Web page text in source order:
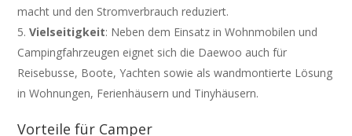
macht und den Stromverbrauch reduziert.
Vielseitigkeit: Neben dem Einsatz in Wohnmobilen und
Campingfahrzeugen eignet sich die Daewoo auch für
Reisebusse, Boote, Yachten sowie als wandmontierte Lösung
in Wohnungen, Ferienhäusern und Tinyhäusern.
Vorteile für Camper